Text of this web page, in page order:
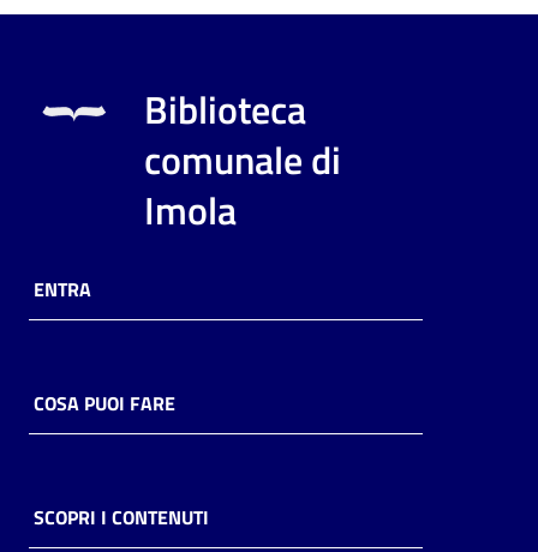
puoi
Risorse
online
Casa
Piani
Biblioteca
comunale di
Imola
ENTRA
COSA PUOI FARE
SCOPRI I CONTENUTI